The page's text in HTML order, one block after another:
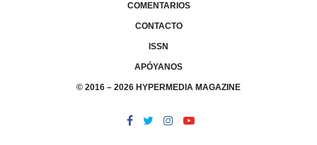
COMENTARIOS
CONTACTO
ISSN
APÓYANOS
© 2016 – 2026 HYPERMEDIA MAGAZINE